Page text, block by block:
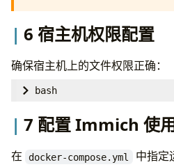
6 宿主机权限配置
确保宿主机上的文件权限正确：
bash
# Set appropriate
7 配置 Immich 使
在 docker-compose.yml 中指定